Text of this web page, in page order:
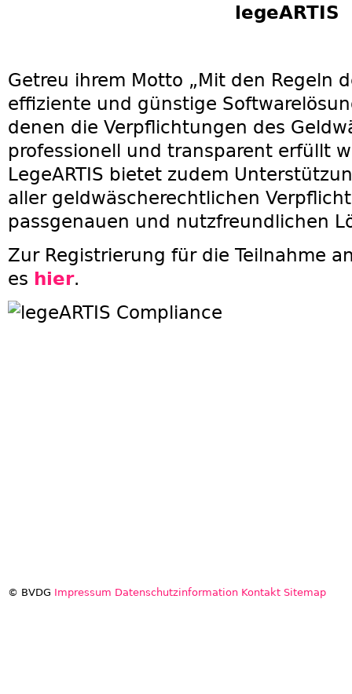
legeARTIS
Getreu ihrem Motto „Mit den Regeln
effiziente und günstige
denen die Verpflichtungen des
professionell und transparent erfüllt
LegeARTIS bietet zudem
aller geldwäscherechtlichen
passgenauen und nutzfreundlichen
Zur Registrierung für die Teilnahme
es hier.
© BVDG Impressum Datenschutzinformation Kontakt Sitemap